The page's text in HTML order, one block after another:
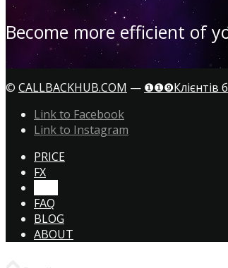
Become more efficient of
© CALLBACKHUB.COM — ❶❶❾Клієнтів
Link to Facebook
Link to Instagram
PRICE
FX
FAQ
BLOG
ABOUT